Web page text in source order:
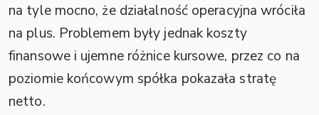
na tyle mocno, że działalność operacyjna wróciła
na plus. Problemem były jednak koszty
finansowe i ujemne różnice kursowe, przez co na
poziomie końcowym spółka pokazała stratę
netto.